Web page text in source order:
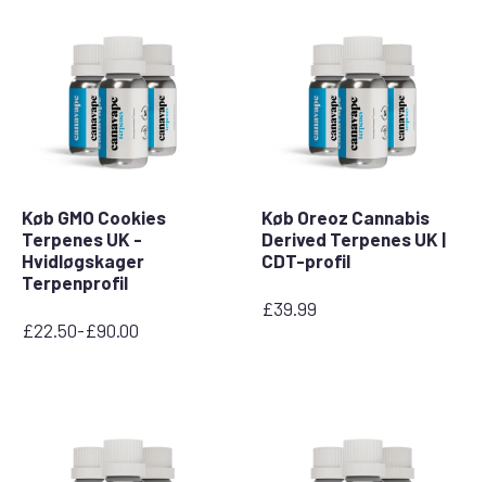
Køb GMO Cookies
Terpenes UK -
Hvidløgskager
Terpenprofil
£22.50-£90.00
Prisinterval:
Køb Oreoz Cannabis
Derived Terpenes UK |
CDT-profil
£39.99